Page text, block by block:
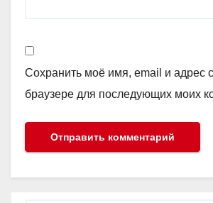
Сохранить моё имя, email и адрес
браузере для последующих моих